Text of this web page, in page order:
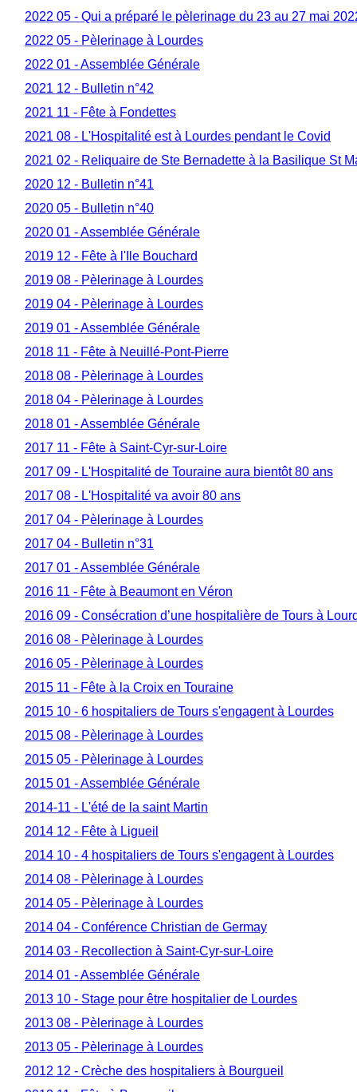
2022 05 - Qui a préparé le pèlerinage du 23 au 27 mai
2022 05 - Pèlerinage à Lourdes
2022 01 - Assemblée Générale
2021 12 - Bulletin n°42
2021 11 - Fête à Fondettes
2021 08 - L'Hospitalité est à Lourdes pendant le Covid
2021 02 - Reliquaire de Ste Bernadette à la Basilique St
2020 12 - Bulletin n°41
2020 05 - Bulletin n°40
2020 01 - Assemblée Générale
2019 12 - Fête à l'Ile Bouchard
2019 08 - Pèlerinage à Lourdes
2019 04 - Pèlerinage à Lourdes
2019 01 - Assemblée Générale
2018 11 - Fête à Neuillé-Pont-Pierre
2018 08 - Pèlerinage à Lourdes
2018 04 - Pèlerinage à Lourdes
2018 01 - Assemblée Générale
2017 11 - Fête à Saint-Cyr-sur-Loire
2017 09 - L'Hospitalité de Touraine aura bientôt 80 ans
2017 08 - L'Hospitalité va avoir 80 ans
2017 04 - Pèlerinage à Lourdes
2017 04 - Bulletin n°31
2017 01 - Assemblée Générale
2016 11 - Fête à Beaumont en Véron
2016 09 - Consécration d’une hospitalière de Tours à
2016 08 - Pèlerinage à Lourdes
2016 05 - Pèlerinage à Lourdes
2015 11 - Fête à la Croix en Touraine
2015 10 - 6 hospitaliers de Tours s'engagent à Lourdes
2015 08 - Pèlerinage à Lourdes
2015 05 - Pèlerinage à Lourdes
2015 01 - Assemblée Générale
2014-11 - L'été de la saint Martin
2014 12 - Fête à Ligueil
2014 10 - 4 hospitaliers de Tours s'engagent à Lourdes
2014 08 - Pèlerinage à Lourdes
2014 05 - Pèlerinage à Lourdes
2014 04 - Conférence Christian de Germay
2014 03 - Recollection à Saint-Cyr-sur-Loire
2014 01 - Assemblée Générale
2013 10 - Stage pour être hospitalier de Lourdes
2013 08 - Pèlerinage à Lourdes
2013 05 - Pèlerinage à Lourdes
2012 12 - Crèche des hospitaliers à Bourgueil